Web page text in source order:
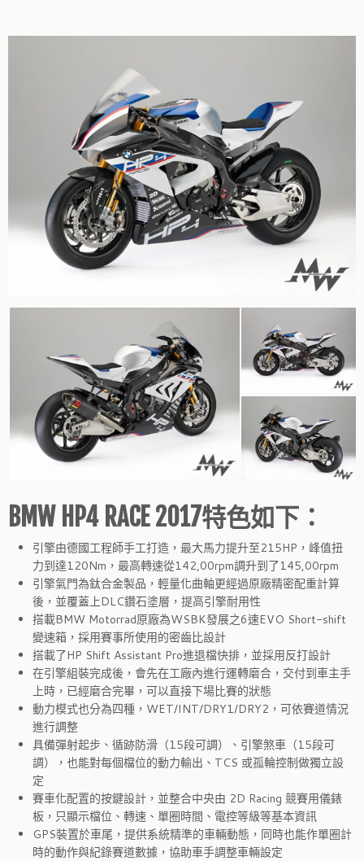
BMW HP4 RACE 2017特色如下：
引擎由德國工程師手工打造，最大馬力提升至215HP，峰值扭
力到達120Nm，最高轉速從142,00rpm調升到了145,00rpm
引擎氣門為鈦合金製品，輕量化曲軸更經過原廠精密配重計算
後，並覆蓋上DLC鑽石塗層，提高引擎耐用性
搭載BMW Motorrad原廠為WSBK發展之6速EVO Short-shift
變速箱，採用賽事所使用的密齒比設計
搭載了HP Shift Assistant Pro進退檔快排，並採用反打設計
在引擎組裝完成後，會先在工廠內進行運轉磨合，交付到車主手
上時，已經磨合完畢，可以直接下場比賽的狀態
動力模式也分為四種，WET/INT/DRY1/DRY2，可依賽道情況
進行調整
具備彈射起步、循跡防滑（15段可調）、引擎煞車（15段可
調），也能對每個檔位的動力輸出、TCS 或孤輪控制做獨立設
定
賽車化配置的按鍵設計，並整合中央由 2D Racing 競賽用儀錶
板，只顯示檔位、轉速、單圈時間、電控等級等基本資訊
GPS裝置於車尾，提供系統精準的車輛動態，同時也能作單圈計
時的動作與紀錄賽道數據，協助車手調整車輛設定